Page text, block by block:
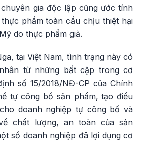
gia độc lập cũng ước tính
phẩm toàn cầu chịu thiệt hại
do thực phẩm giả.
tại Việt Nam, tình trạng này có
từ những bất cập trong cơ
số 15/2018/NĐ-CP của Chính
tự công bố sản phẩm, tạo điều
doanh nghiệp tự công bố và
chất lượng, an toàn của sản
số doanh nghiệp đã lợi dụng cơ